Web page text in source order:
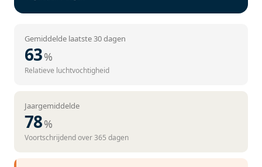
Gemiddelde laatste 30 dagen
63%
Relatieve luchtvochtigheid
Jaargemiddelde
78%
Voortschrijdend over 365 dagen